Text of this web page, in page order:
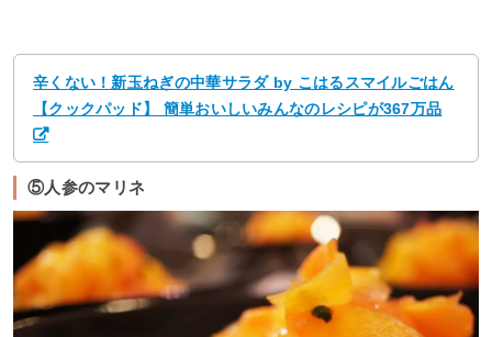
辛くない！新玉ねぎの中華サラダ by こはるスマイルごはん
【クックパッド】 簡単おいしいみんなのレシピが367万品
⑤人参のマリネ